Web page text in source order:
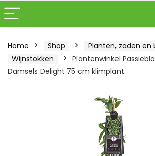
Home Shop
Planten, zaden en
Wijnstokken
Plantenwinkel
Damsels Delight 75 cm klimplant